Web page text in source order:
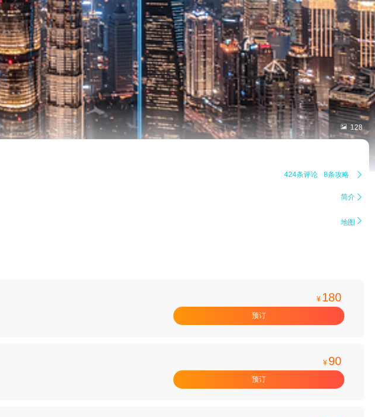
 128
424条评论 8条攻略 
简介 
地图 
¥ 180
预订
¥ 90
预订